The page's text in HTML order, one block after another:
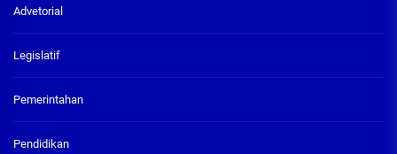
Advetorial
Legislatif
Pemerintahan
Pendidikan